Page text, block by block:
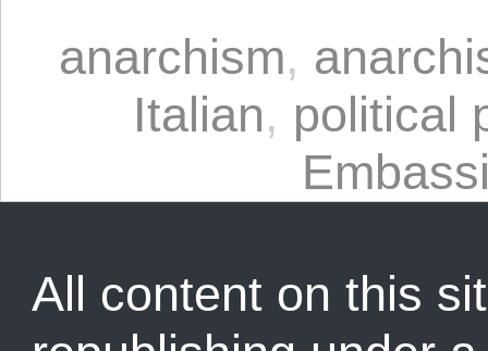
anarchism,
Italian, political
All content on this